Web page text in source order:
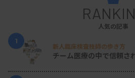
人気の記事
1
新人臨床検査技師の歩き方
チーム医療の中で信頼さ